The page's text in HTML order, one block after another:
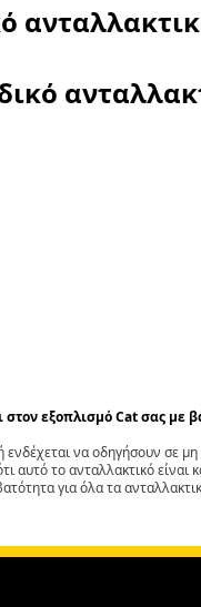
στον εξοπλισμό Cat σας
να οδηγήσουν σε
αυτό το ανταλλακτικό
για όλα τα